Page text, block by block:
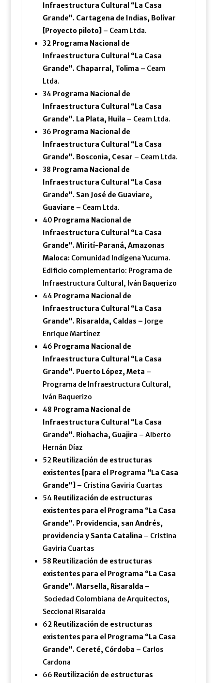
Infraestructura Cultural “La Casa
Grande”. Cartagena de Indias, Bolívar
[Proyecto piloto] – Ceam Ltda.
32 Programa Nacional de
Infraestructura Cultural “La Casa
Grande”. Chaparral, Tolima – Ceam
Ltda.
34 Programa Nacional de
Infraestructura Cultural “La Casa
Grande”. La Plata, Huila – Ceam Ltda.
36 Programa Nacional de
Infraestructura Cultural “La Casa
Grande”. Bosconia, Cesar – Ceam Ltda.
38 Programa Nacional de
Infraestructura Cultural “La Casa
Grande”. San José de Guaviare,
Guaviare – Ceam Ltda.
40 Programa Nacional de
Infraestructura Cultural “La Casa
Grande”. Mirití-Paraná, Amazonas
Maloca:Comunidad Indígena Yucuma.
Edificio complementario: Programa de
Infraestructura Cultural, Iván Baquerizo
44 Programa Nacional de
Infraestructura Cultural “La Casa
Grande”. Risaralda, Caldas – Jorge
Enrique Martínez
46 Programa Nacional de
Infraestructura Cultural “La Casa
Grande”. Puerto López, Meta –
Programa de Infraestructura Cultural,
Iván Baquerizo
48 Programa Nacional de
Infraestructura Cultural “La Casa
Grande”. Riohacha, Guajira – Alberto
Hernán Díaz
52 Reutilización de estructuras
existentes [para el Programa “La Casa
Grande”] – Cristina Gaviria Cuartas
54 Reutilización de estructuras
existentes para el Programa “La Casa
Grande”. Providencia, san Andrés,
providencia y Santa Catalina – Cristina
Gaviria Cuartas
58 Reutilización de estructuras
existentes para el Programa “La Casa
Grande”. Marsella, Risaralda –
Sociedad Colombiana de Arquitectos,
Seccional Risaralda
62 Reutilización de estructuras
existentes para el Programa “La Casa
Grande”. Cereté, Córdoba – Carlos
Cardona
66 Reutilización de estructuras